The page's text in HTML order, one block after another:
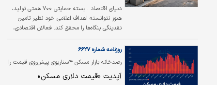
دنیای اقتصاد :
بسته حمایتی ۷۰۰ همتی تولید،
هنوز نتوانسته اهداف اعلامی خود نظیر تامین
نقدینگی بنگاه‌ها را محقق کند. فعالان اقتصادی،
می‌دانند. کارشناسان بر اصلاح سازوکار توزیع، نظارت
تاکید دارند.
رصدخانه بازار مسکن ۴سناریوی پیش‌روی قیمت را
بررسی کرد
روزنامه شماره ۶۶۲۷
آپدیت «قیمت دلاری مسکن»